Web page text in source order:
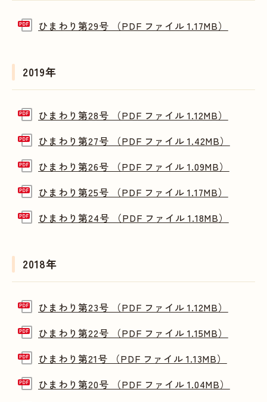
ひまわり第29号 （PDF ファイル 1.17MB）
2019年
ひまわり第28号 （PDF ファイル 1.12MB）
ひまわり第27号 （PDF ファイル 1.42MB）
ひまわり第26号 （PDF ファイル 1.09MB）
ひまわり第25号 （PDF ファイル 1.17MB）
ひまわり第24号 （PDF ファイル 1.18MB）
2018年
ひまわり第23号 （PDF ファイル 1.12MB）
ひまわり第22号 （PDF ファイル 1.15MB）
ひまわり第21号 （PDF ファイル 1.13MB）
ひまわり第20号 （PDF ファイル 1.04MB）